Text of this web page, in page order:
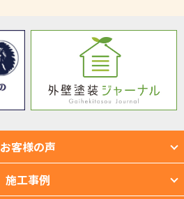
お客様の声
施工事例